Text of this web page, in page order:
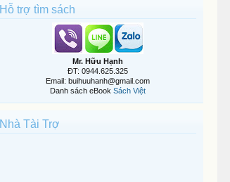
Hỗ trợ tìm sách
Mr. Hữu Hạnh
ĐT: 0944.625.325
Email: buihuuhanh@gmail.com
Danh sách eBook Sách Việt
Nhà Tài Trợ